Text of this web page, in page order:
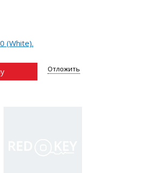
(White).
Отложить